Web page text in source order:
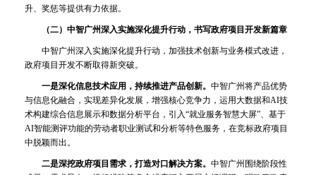
升、奖惩等提供有力依据。
（二）中智广州深入实施深化提升行动，书写政府项目开发新篇章
中智广州深入实施深化提升行动，加强技术创新与业务模式改进，
政府项目开发不断取得新突破。
一是深化信息技术应用，持续推进产品创新。 中智广州将产品优势
与信息化融合，实现差异化发展，增强核心竞争力，运用大数据和AI技
术构建综合信息展示和数据分析平台，引入“就业服务智慧大屏”、基于
AI智能测评功能的劳动者职业测试和分析等特色服务，在竞标政府项目
中脱颖而出。
二是深挖政府项目需求，打造对口解决方案。 中智广州围绕阶段性